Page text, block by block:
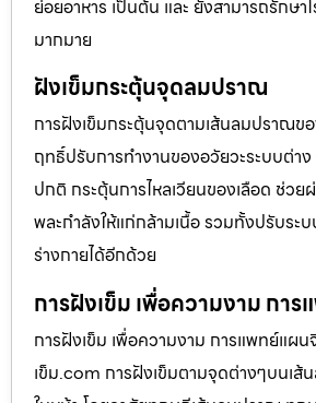
ย่อยอาหาร เป็นต้น และ ยังสามารถรักษา
มากมาย
ฝังเข็มกระตุ้นจุดลมปราณ
การฝังเข็มกระตุ้นจุดตามเส้นลมปราณข
ฤทธิ์ปรับการทำงานของอวัยวะระบบต่า
ปกติ กระตุ้นการไหลเวียนของเลือด ช่วย
พละกำลังให้แก่กล้ามเนื้อ รวมทั้งปรับร
ร่างกายได้อีกด้วย
การฝังเข็ม เพื่อความงาม กา
การฝังเข็ม เพื่อความงาม การแพทย์แผน
เข็ม.com การฝังเข็มตามจุดต่างๆบนเ